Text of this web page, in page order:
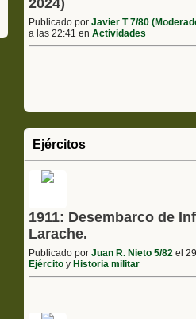
2024)
Publicado porJavier T 7/80
a las 22:41 enActividades
Ejércitos
1911: Desembarco de
Larache.
Publicado porJuan R. Nieto 5/82 el
Ejército y Historia militar